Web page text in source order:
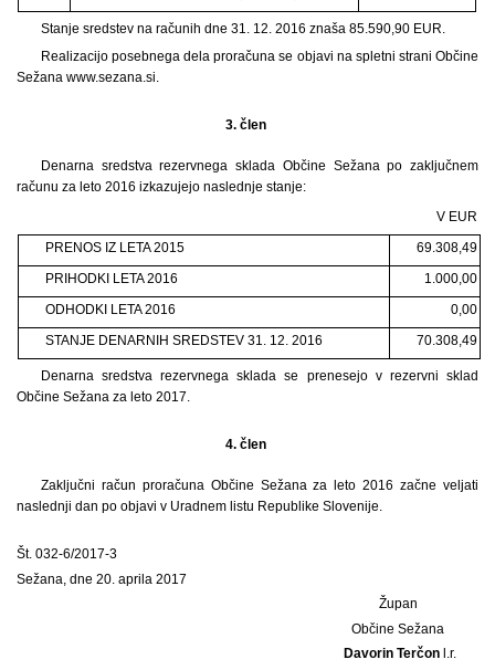
Stanje sredstev na računih dne 31. 12. 2016 znaša 85.590,90 EUR.
Realizacijo posebnega dela proračuna se objavi na spletni strani Občine
Sežana www.sezana.si.
3. člen
Denarna sredstva rezervnega sklada Občine Sežana po zaključnem
računu za leto 2016 izkazujejo naslednje stanje:
V EUR
PRENOS IZ LETA 2015
69.308,49
PRIHODKI LETA 2016
1.000,00
ODHODKI LETA 2016
0,00
STANJE DENARNIH SREDSTEV 31. 12. 2016
70.308,49
Denarna sredstva rezervnega sklada se prenesejo v rezervni sklad
Občine Sežana za leto 2017.
4. člen
Zaključni račun proračuna Občine Sežana za leto 2016 začne veljati
naslednji dan po objavi v Uradnem listu Republike Slovenije.
Št. 032-6/2017-3
Sežana, dne 20. aprila 2017
Župan
Občine Sežana
Davorin Terčonl.r.